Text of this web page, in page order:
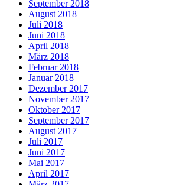
September 2018
August 2018
Juli 2018
Juni 2018
April 2018
März 2018
Februar 2018
Januar 2018
Dezember 2017
November 2017
Oktober 2017
September 2017
August 2017
Juli 2017
Juni 2017
Mai 2017
April 2017